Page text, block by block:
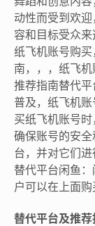
动性而受到欢
容和目标受众来
纸飞机账号购
南，，，纸飞
推荐指南替代
普及，纸飞机
买纸飞机账号
确保账号的安
台，并对它们
替代平台闲鱼
户可以在上面
替代平台及推荐